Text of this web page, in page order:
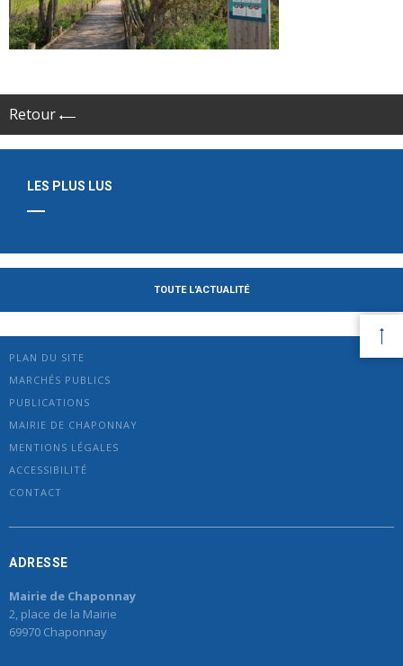
Retour
LES PLUS LUS
TOUTE L'ACTUALITÉ
PLAN DU SITE
MARCHÉS PUBLICS
PUBLICATIONS
MAIRIE DE CHAPONNAY
MENTIONS LÉGALES
ACCESSIBILITÉ
CONTACT
ADRESSE
Mairie de Chaponnay
2, place de la Mairie
69970 Chaponnay